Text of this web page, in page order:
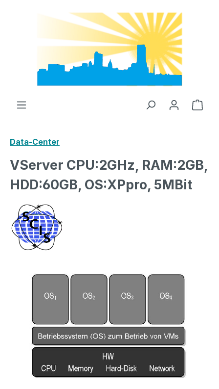
Zum Hauptinhalt springen
Data-Center
VServer CPU:2GHz, RAM:2GB,
HDD:60GB, OS:XPpro, 5MBit
Bildergalerie überspringen